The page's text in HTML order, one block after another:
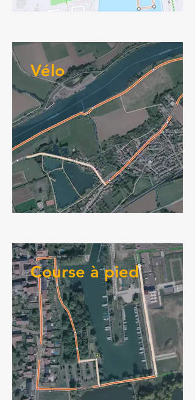
Vélo
Course à pied